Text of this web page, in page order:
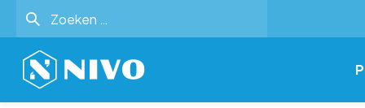
Zoeken
naar: